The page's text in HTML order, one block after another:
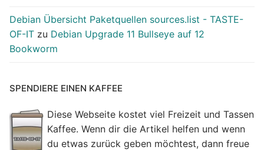
Debian Übersicht Paketquellen sources.list - TASTE-
OF-IT zu Debian Upgrade 11 Bullseye auf 12
Bookworm
SPENDIERE EINEN KAFFEE
Diese Webseite kostet viel Freizeit und Tassen
Kaffee. Wenn dir die Artikel helfen und wenn
du etwas zurück geben möchtest, dann freue